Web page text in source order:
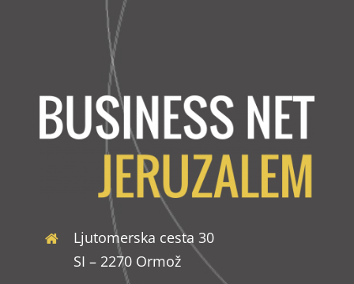
Ljutomerska cesta 30
SI – 2270 Ormož